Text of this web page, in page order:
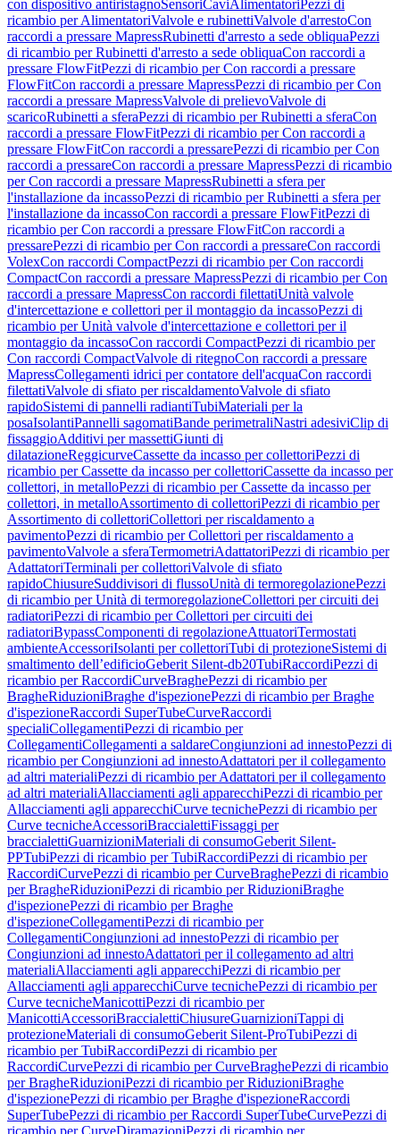
con dispositivo antiristagnoSensoriCaviAlimentatori Pezzi di
ricambio per AlimentatoriValvole e rubinettiValvole d'arrestoCon
raccordi a pressare MapressRubinetti d'arresto a sede obliquaPezzi
di ricambio per Rubinetti d'arresto a sede obliquaCon raccordi a
pressare FlowFitPezzi di ricambio per Con raccordi a pressare
FlowFitCon raccordi a pressare MapressPezzi di ricambio per Con
raccordi a pressare MapressValvole di prelievoValvole di
scaricoRubinetti a sferaPezzi di ricambio per Rubinetti a sferaCon
raccordi a pressare FlowFitPezzi di ricambio per Con raccordi a
pressare FlowFitCon raccordi a pressarePezzi di ricambio per Con
raccordi a pressareCon raccordi a pressare MapressPezzi di ricambio
per Con raccordi a pressare MapressRubinetti a sfera per
l'installazione da incassoPezzi di ricambio per Rubinetti a sfera per
l'installazione da incassoCon raccordi a pressare FlowFitPezzi di
ricambio per Con raccordi a pressare FlowFitCon raccordi a
pressarePezzi di ricambio per Con raccordi a pressareCon raccordi
VolexCon raccordi CompactPezzi di ricambio per Con raccordi
CompactCon raccordi a pressare MapressPezzi di ricambio per Con
raccordi a pressare MapressCon raccordi filettatiUnità valvole
d'intercettazione e collettori per il montaggio da incassoPezzi di
ricambio per Unità valvole d'intercettazione e collettori per il
montaggio da incassoCon raccordi CompactPezzi di ricambio per
Con raccordi CompactValvole di ritegnoCon raccordi a pressare
MapressCollegamenti idrici per contatore dell'acquaCon raccordi
filettatiValvole di sfiato per riscaldamentoValvole di sfiato
rapidoSistemi di pannelli radiantiTubiMateriali per la
posaIsolantiPannelli sagomatiBande perimetraliNastri adesiviClip di
fissaggioAdditivi per massettiGiunti di
dilatazioneReggicurveCassette da incasso per collettoriPezzi di
ricambio per Cassette da incasso per collettoriCassette da incasso per
collettori, in metalloPezzi di ricambio per Cassette da incasso per
collettori, in metalloAssortimento di collettoriPezzi di ricambio per
Assortimento di collettoriCollettori per riscaldamento a
pavimentoPezzi di ricambio per Collettori per riscaldamento a
pavimentoValvole a sferaTermometriAdattatoriPezzi di ricambio per
AdattatoriTerminali per collettoriValvole di sfiato
rapidoChiusureSuddivisori di flussoUnità di termoregolazionePezzi
di ricambio per Unità di termoregolazioneCollettori per circuiti dei
radiatoriPezzi di ricambio per Collettori per circuiti dei
radiatoriBypassComponenti di regolazioneAttuatoriTermostati
ambienteAccessoriIsolanti per collettoriTubi di protezioneSistemi di
smaltimento dell’edificioGeberit Silent-db20TubiRaccordiPezzi di
ricambio per RaccordiCurveBraghePezzi di ricambio per
BragheRiduzioniBraghe d'ispezionePezzi di ricambio per Braghe
d'ispezioneRaccordi SuperTubeCurveRaccordi
specialiCollegamentiPezzi di ricambio per
CollegamentiCollegamenti a saldareCongiunzioni ad innestoPezzi di
ricambio per Congiunzioni ad innestoAdattatori per il collegamento
ad altri materialiPezzi di ricambio per Adattatori per il collegamento
ad altri materialiAllacciamenti agli apparecchiPezzi di ricambio per
Allacciamenti agli apparecchiCurve tecnichePezzi di ricambio per
Curve tecnicheAccessoriBraccialettiFissaggi per
braccialettiGuarnizioniMateriali di consumoGeberit Silent-
PPTubiPezzi di ricambio per TubiRaccordiPezzi di ricambio per
RaccordiCurvePezzi di ricambio per CurveBraghePezzi di ricambio
per BragheRiduzioniPezzi di ricambio per RiduzioniBraghe
d'ispezionePezzi di ricambio per Braghe
d'ispezioneCollegamentiPezzi di ricambio per
CollegamentiCongiunzioni ad innestoPezzi di ricambio per
Congiunzioni ad innestoAdattatori per il collegamento ad altri
materialiAllacciamenti agli apparecchiPezzi di ricambio per
Allacciamenti agli apparecchiCurve tecnichePezzi di ricambio per
Curve tecnicheManicottiPezzi di ricambio per
ManicottiAccessoriBraccialettiChiusureGuarnizioniTappi di
protezioneMateriali di consumoGeberit Silent-ProTubiPezzi di
ricambio per TubiRaccordiPezzi di ricambio per
RaccordiCurvePezzi di ricambio per CurveBraghePezzi di ricambio
per BragheRiduzioniPezzi di ricambio per RiduzioniBraghe
d'ispezionePezzi di ricambio per Braghe d'ispezioneRaccordi
SuperTubePezzi di ricambio per Raccordi SuperTubeCurvePezzi di
ricambio per CurveDiramazioniPezzi di ricambio per